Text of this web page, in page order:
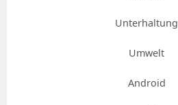
Unterhaltung
Umwelt
Android